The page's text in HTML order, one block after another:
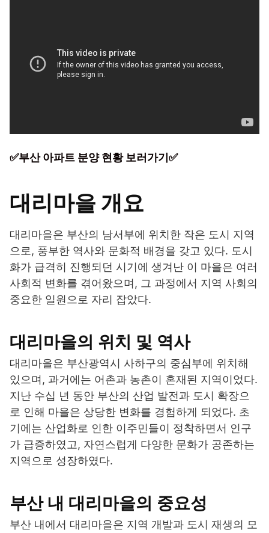
✅부산 아파트 분양 현황 보러가기✅
대리마을 개요
대리마을은 부산의 남서부에 위치한 작은 도시 지역
으로, 풍부한 역사와 문화적 배경을 갖고 있다. 도시
화가 급격히 진행되던 시기에 생겨난 이 마을은 여러
사회적 변화를 겪어왔으며, 그 과정에서 지역 사회의
중요한 일원으로 자리 잡았다.
대리마을의 위치 및 역사
대리마을은 부산광역시 사하구의 중심부에 위치해
있으며, 과거에는 어촌과 농촌이 혼재된 지역이었다.
지난 수십 년 동안 부산의 산업 발전과 도시 확장으
로 인해 마을은 상당한 변화를 경험하게 되었다. 초
기에는 산업화로 인한 이주민들이 정착하면서 인구
가 급증하였고, 자연스럽게 다양한 문화가 공존하는
지역으로 성장하였다.
부산 내 대리마을의 중요성
부산 내에서 대리마을은 지역 개발과 도시 재생의 모